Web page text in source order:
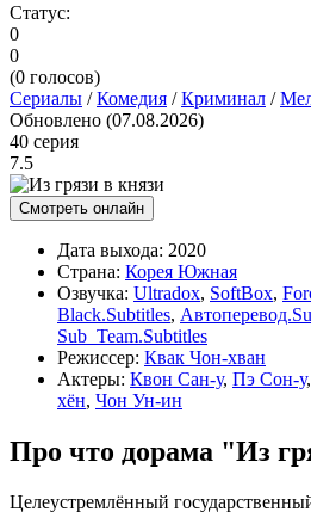
Статус:
0
0
(0 голосов)
Сериалы /Комедия /Криминал /
Обновлено (07.08.2026)
40 серия
7.5
Смотреть онлайн
Дата выхода: 2020
Страна: Корея Южная
Озвучка: Ultradox, SoftBox,
Black.Subtitles,
Sub_Team.Subtitles
Режиссер: Квак Чон-хван
Актеры: Квон Сан-у, Пэ Сон-у,
хён, Чон Ун-ин
Про что дорама "Из
Целеустремлённый